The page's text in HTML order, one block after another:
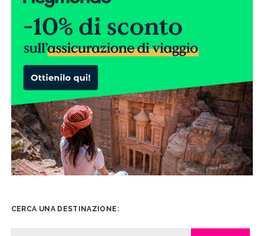
CERCA UNA DESTINAZIONE: